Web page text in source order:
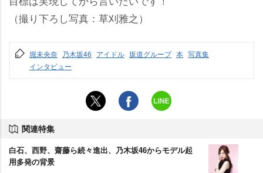
（撮り下ろし写真：草刈雅之）
堀未央奈 乃木坂46 アイドル 坂道グループ 本 写真集
インタビュー
関連特集
白石、西野、齋藤ら続々進出、乃木坂46からモデル起
用多発の背景